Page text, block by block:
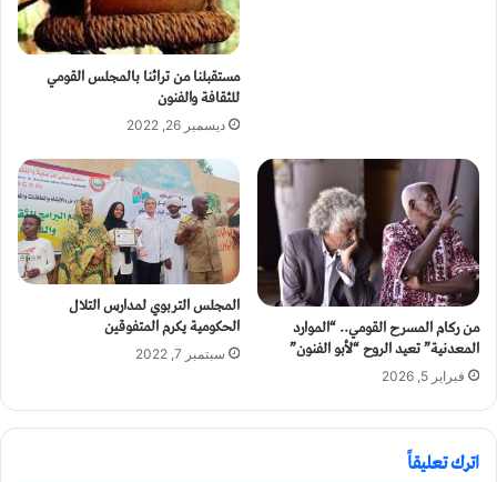
مستقبلنا من تراثنا بالمجلس القومي
للثقافة والفنون
ديسمبر 26, 2022
من ركام المسرح القومي.. “الموارد
المعدنية” تعيد الروح “لأبو الفنون”
فبراير 5, 2026
المجلس التربوي لمدارس التلال
الحكومية يكرم المتفوقين
سبتمبر 7, 2022
اترك تعليقاً